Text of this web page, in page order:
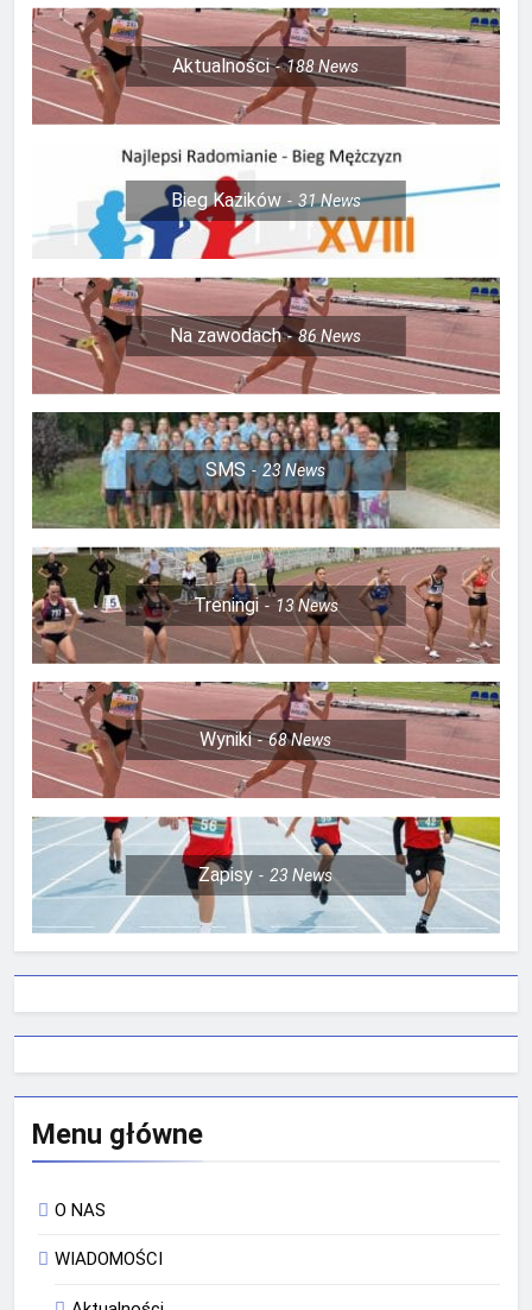
Aktualności 188News
Bieg Kazików 31News
Na zawodach 86News
SMS 23News
Treningi 13News
Wyniki 68News
Zapisy 23News
Menu główne
O NAS
WIADOMOŚCI